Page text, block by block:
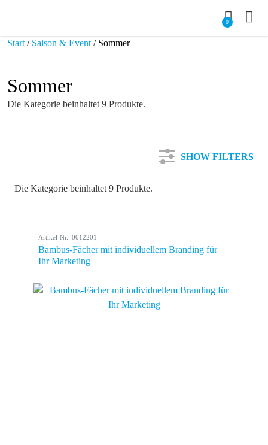
0
Start / Saison & Event / Sommer
Sommer
Die Kategorie beinhaltet 9 Produkte.
SHOW FILTERS
Farbe
Die Kategorie beinhaltet 9 Produkte.
Artikel-Nr.: 0012201
Bambus-Fächer mit individuellem Branding für
Ihr Marketing